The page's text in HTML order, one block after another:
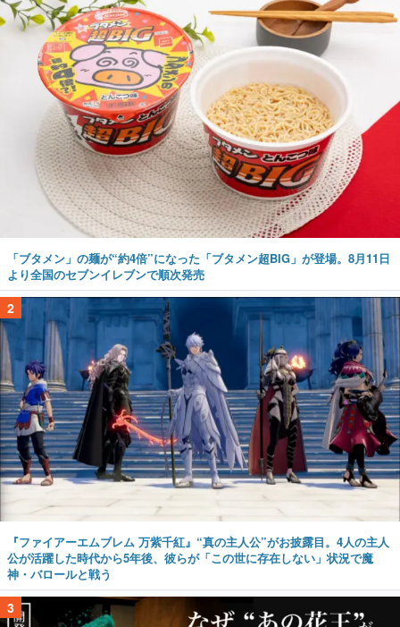
「ブタメン」の麺が“約4倍”になった「ブタメン超BIG」が登場。8月11日
より全国のセブンイレブンで順次発売
2
『ファイアーエムブレム 万紫千紅』“真の主人公”がお披露目。4人の主人
公が活躍した時代から5年後、彼らが「この世に存在しない」状況で魔
神・バロールと戦う
3